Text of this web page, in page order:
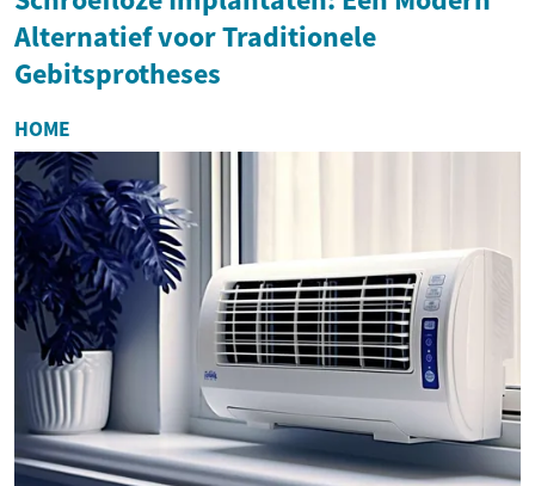
Alternatief voor Traditionele
Gebitsprotheses
HOME